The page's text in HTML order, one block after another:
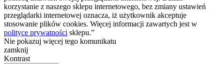
korzystanie z naszego sklepu internetowego, bez zmiany ustawień
przeglądarki internetowej oznacza, iż użytkownik akceptuje
stosowanie plików cookies. Więcej informacji zawartych jest w
polityce prywatności sklepu.”
Nie pokazuj więcej tego komunikatu
zamknij
Kontrast